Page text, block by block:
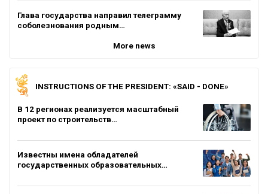
Глава государства направил телеграмму
соболезнования родным…
More news
INSTRUCTIONS OF THE PRESIDENT: «SAID - DONE»
В 12 регионах реализуется масштабный
проект по строительств…
Известны имена обладателей
государственных образовательных…